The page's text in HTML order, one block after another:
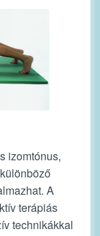
izomtónus,
A
terápiás
technikákkal